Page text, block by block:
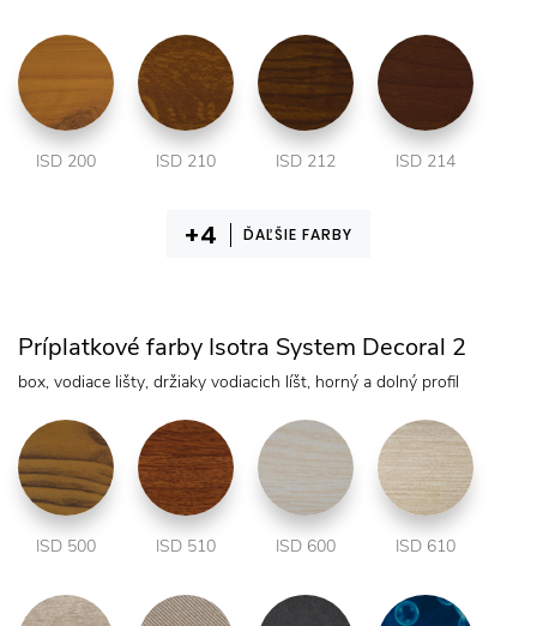
ISD 200 ISD 210 ISD 212 ISD 214
ĎAĽŠIE FARBY
Príplatkové farby Isotra System Decoral 2
box, vodiace lišty, držiaky vodiacich líšt, horný a dolný profil
ISD 500 ISD 510 ISD 600 ISD 610